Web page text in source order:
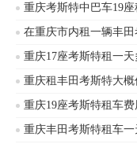
重庆考斯特中巴车19
在重庆市内租一辆丰
重庆17座考斯特租一天
重庆租丰田考斯特大概
重庆19座考斯特租车
重庆丰田考斯特租车